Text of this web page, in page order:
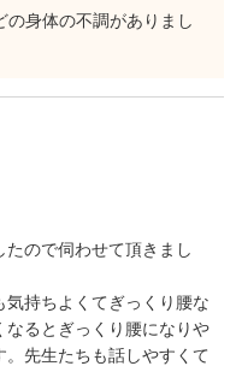
身体の不調がありまし
ので伺わせて頂きまし
持ちよくてぎっくり腰な
なるとぎっくり腰になりや
先生たちも話しやすくて